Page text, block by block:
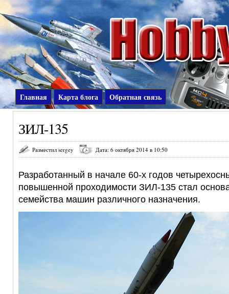
Главная Карта блога Обратная связь
ЗИЛ-135
Разместил sergey Дата: 6 октября 2014 в 10:50
Разработанный в начале 60-х годов
повышенной проходимости ЗИЛ-135 стал
семейства машин различного назначения.